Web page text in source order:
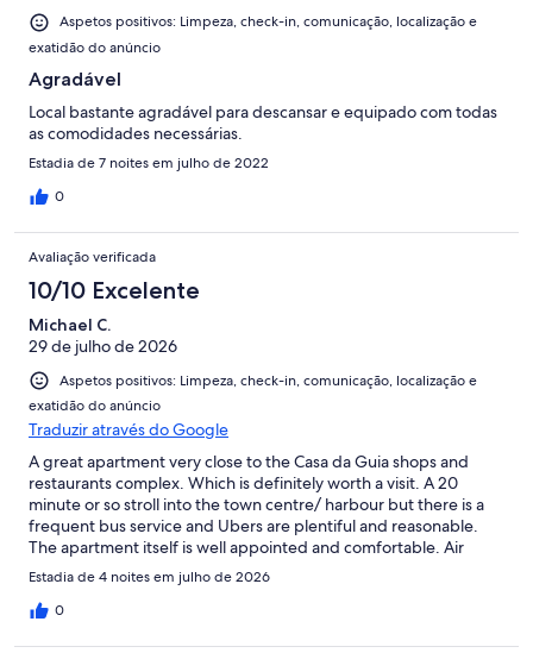
Aspetos positivos: Limpeza, check-in, comunicação, localização e
exatidão do anúncio
Agradável
Local bastante agradável para descansar e equipado com todas
as comodidades necessárias.
Estadia de 7 noites em julho de 2022
0
Avaliação verificada
10/10 Excelente
Michael C.
29 de julho de 2026
Aspetos positivos: Limpeza, check-in, comunicação, localização e
exatidão do anúncio
Traduzir através do Google
A great apartment very close to the Casa da Guia shops and
restaurants complex. Which is definitely worth a visit. A 20
minute or so stroll into the town centre/ harbour but there is a
frequent bus service and Ubers are plentiful and reasonable.
The apartment itself is well appointed and comfortable. Air
conditioning works well and there are shutters which help keep
everything cool while you are out in the day time. Only a small
balcony for outside space but we didnt come to Cascais to sit
Estadia de 4 noites em julho de 2026
0